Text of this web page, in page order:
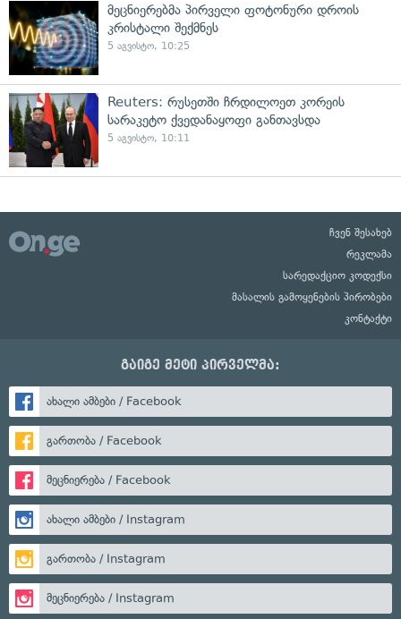
მეცნიერებმა პირველი ფოტონური დროის
კრისტალი შექმნეს
5 აგვისტო, 10:25
Reuters: რუსეთში ჩრდილოეთ კორეის
სარაკეტო ქვედანაყოფი განთავსდა
5 აგვისტო, 10:11
ჩვენ შესახებ
რეკლამა
სარედაქციო კოდექსი
მასალის გამოყენების პირობები
კონტაქტი
გაიგე მეტი პირველმა:
ახალი ამბები / Facebook
გართობა / Facebook
მეცნიერება / Facebook
ახალი ამბები / Instagram
გართობა / Instagram
მეცნიერება / Instagram